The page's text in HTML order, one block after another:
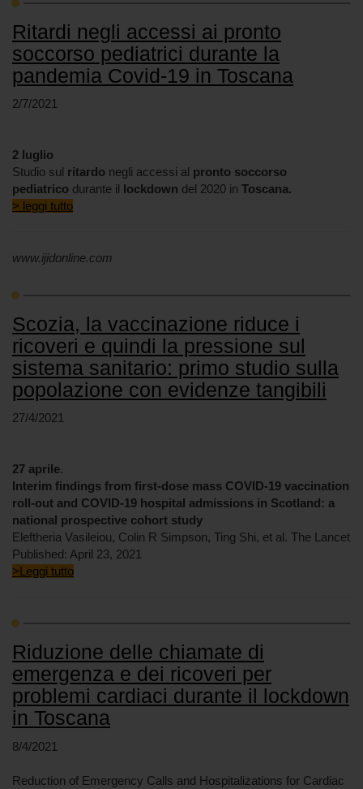
Ritardi negli accessi ai pronto
soccorso pediatrici durante la
pandemia Covid-19 in Toscana
2/7/2021
2 luglio
Studio sul ritardo negli accessi al pronto soccorso
pediatrico durante il lockdown del 2020 in Toscana.
> leggi tutto
www.ijidonline.com
Scozia, la vaccinazione riduce i
ricoveri e quindi la pressione sul
sistema sanitario: primo studio sulla
popolazione con evidenze tangibili
27/4/2021
27 aprile.
Interim findings from first-dose mass COVID-19 vaccination
roll-out and COVID-19 hospital admissions in Scotland: a
national prospective cohort study
Eleftheria Vasileiou, Colin R Simpson, Ting Shi, et al. The Lancet
Published: April 23, 2021
>Leggi tutto
Riduzione delle chiamate di
emergenza e dei ricoveri per
problemi cardiaci durante il lockdown
in Toscana
8/4/2021
Reduction of Emergency Calls and Hospitalizations for Cardiac